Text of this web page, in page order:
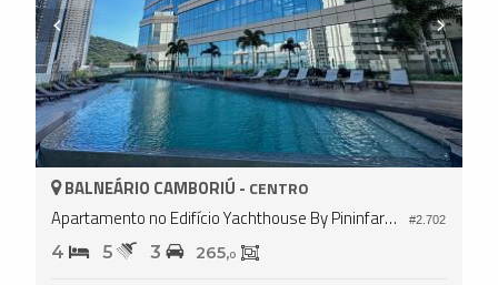
#2.702
BALNEÁRIO CAMBORIÚ - CENTRO
Apartamento no Edifício Yachthouse By Pininfarina
4 5 3 265,0